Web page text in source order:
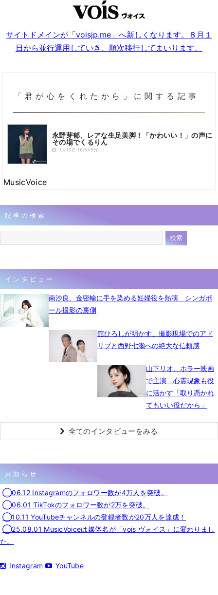
サイトドメインが「voisjp.me」へ新しくなります。８月１
日から並行運用していき、順次移行してまいります。
「君が心をくれたから」に関する記事
永野芽郁、レアな生足美脚！「かわいい！」の声に
その場でくるりん
1月13日 16時45分
MusicVoice
記事の検索
インタビュー
南沙良、金密輸に手を染める妊婦役を熱演 シンガポ
ール撮影の裏側
舘ひろしが明かす、撮影現場でのアド
リブと西野七瀬への絶大な信頼感
山下リオ、ホラー映画
で主演 心霊現象も役
に活かす「取り憑かれ
てもいい役だから」
全てのインタビューをみる
お知らせ
◯06.12 Instagramのフォロワー数が4万人を突破。
◯06.01 TikTokのフォロワー数が2万を突破。
◯10.11 YouTubeチャンネルの登録者数が20万人を達成！
◯25.08.01 MusicVoiceは媒体名が「vois ヴォイス」に変わりまし
た。
Instagram YouTube